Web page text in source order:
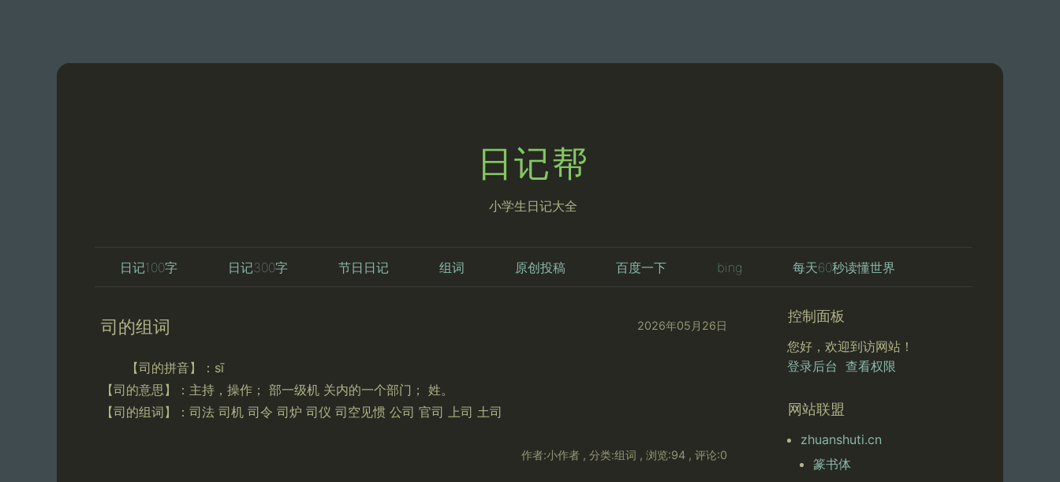
日记帮
小学生日记大全
日记100字 日记300字 节日日记 组词 原创投稿 百度一下 bing 每天60秒读懂世界
2026年05月26日
司的组词
【司的拼音】：sī
【司的意思】：主持，操作； 部一级机 关内的一个部门； 姓。
【司的组词】：司法 司机 司令 司炉 司仪 司空见惯 公司 官司 上司 土司
作者:小作者 , 分类:组词 , 浏览:94 , 评论:0
控制面板
您好，欢迎到访网站！
登录后台 查看权限
网站联盟
zhuanshuti.cn
篆书体